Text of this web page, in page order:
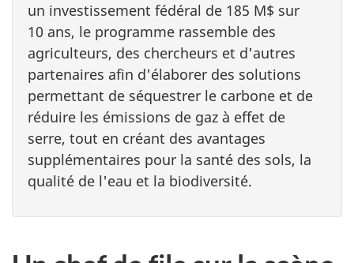
un investissement fédéral de 185 M$ sur
10 ans, le programme rassemble des
agriculteurs, des chercheurs et d'autres
partenaires afin d'élaborer des solutions
permettant de séquestrer le carbone et de
réduire les émissions de gaz à effet de
serre, tout en créant des avantages
supplémentaires pour la santé des sols, la
qualité de l'eau et la biodiversité.